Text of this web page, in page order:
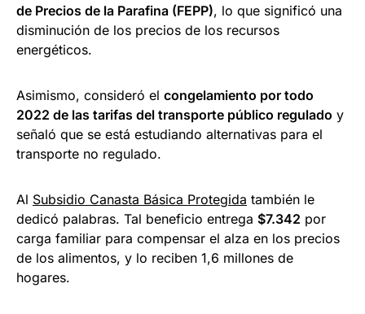
de Precios de la Parafina (FEPP), lo que significó una
disminución de los precios de los recursos
energéticos.
Asimismo, consideró el congelamiento por todo
2022 de las tarifas del transporte público regulado y
señaló que se está estudiando alternativas para el
transporte no regulado.
Al Subsidio Canasta Básica Protegida también le
dedicó palabras. Tal beneficio entrega $7.342 por
carga familiar para compensar el alza en los precios
de los alimentos, y lo reciben 1,6 millones de
hogares.